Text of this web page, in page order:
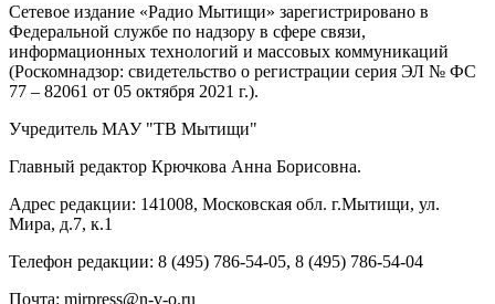
Сетевое издание «Радио Мытищи» зарегистрировано в
Федеральной службе по надзору в сфере связи,
информационных технологий и массовых коммуникаций
(Роскомнадзор: свидетельство о регистрации серия ЭЛ № ФС
77 – 82061 от 05 октября 2021 г.).
Учредитель МАУ "ТВ Мытищи"
Главный редактор Крючкова Анна Борисовна.
Адрес редакции: 141008, Московская обл. г.Мытищи, ул.
Мира, д.7, к.1
Телефон редакции: 8 (495) 786-54-05, 8 (495) 786-54-04
Почта: mirpress@n-v-o.ru